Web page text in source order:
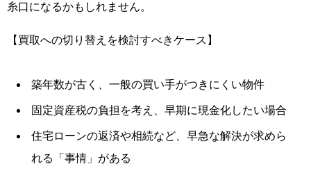
糸口になるかもしれません。
【買取への切り替えを検討すべきケース】
築年数が古く、一般の買い手がつきにくい物件
固定資産税の負担を考え、早期に現金化したい場合
住宅ローンの返済や相続など、早急な解決が求めら
れる「事情」がある